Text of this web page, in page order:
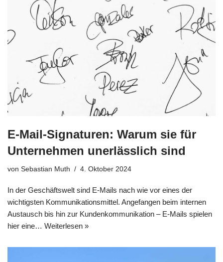
E-Mail-Signaturen: Warum sie für
Unternehmen unerlässlich sind
von Sebastian Muth 4. Oktober 2024
In der Geschäftswelt sind E-Mails nach wie vor eines der
wichtigsten Kommunikationsmittel. Angefangen beim internen
Austausch bis hin zur Kundenkommunikation – E-Mails spielen
hier eine… Weiterlesen »